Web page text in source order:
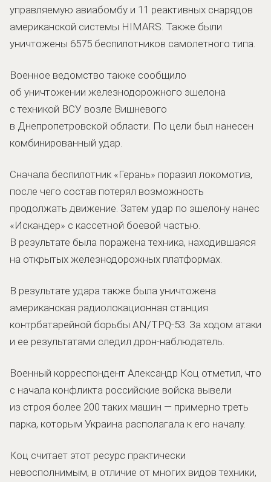
управляемую авиабомбу и 11 реактивных снарядов
американской системы HIMARS. Также были
уничтожены 6575 беспилотников самолетного типа.
Военное ведомство также сообщило
об уничтожении железнодорожного эшелона
с техникой ВСУ возле Вишневого
в Днепропетровской области. По цели был нанесен
комбинированный удар.
Сначала беспилотник «Герань» поразил локомотив,
после чего состав потерял возможность
продолжать движение. Затем удар по эшелону нанес
«Искандер» с кассетной боевой частью.
В результате была поражена техника, находившаяся
на открытых железнодорожных платформах.
В результате удара также была уничтожена
американская радиолокационная станция
контрбатарейной борьбы AN/TPQ-53. За ходом атаки
и ее результатами следил дрон-наблюдатель.
Военный корреспондент Александр Коц отметил, что
с начала конфликта российские войска вывели
из строя более 200 таких машин — примерно треть
парка, которым Украина располагала к его началу.
Коц считает этот ресурс практически
невосполнимым, в отличие от многих видов техники,